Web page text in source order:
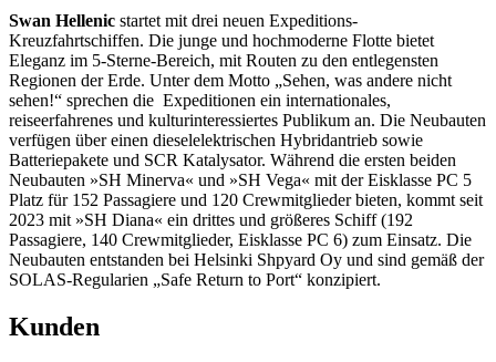
Swan Hellenic startet mit drei neuen Expeditions-
Kreuzfahrtschiffen. Die junge und hochmoderne Flotte bietet
Eleganz im 5-Sterne-Bereich, mit Routen zu den entlegensten
Regionen der Erde. Unter dem Motto „Sehen, was andere nicht
sehen!“ sprechen die Expeditionen ein internationales,
reiseerfahrenes und kulturinteressiertes Publikum an. Die Neubauten
verfügen über einen dieselelektrischen Hybridantrieb sowie
Batteriepakete und SCR Katalysator. Während die ersten beiden
Neubauten »SH Minerva« und »SH Vega« mit der Eisklasse PC 5
Platz für 152 Passagiere und 120 Crewmitglieder bieten, kommt seit
2023 mit »SH Diana« ein drittes und größeres Schiff (192
Passagiere, 140 Crewmitglieder, Eisklasse PC 6) zum Einsatz. Die
Neubauten entstanden bei Helsinki Shpyard Oy und sind gemäß der
SOLAS-Regularien „Safe Return to Port“ konzipiert.
Kunden